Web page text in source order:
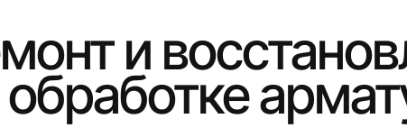
и
обработке